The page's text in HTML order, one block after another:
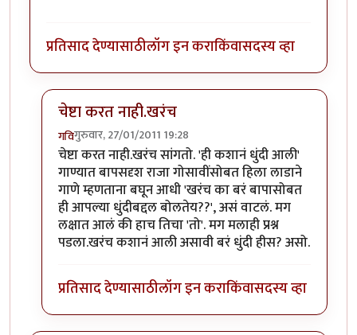
प्रतिसाद देण्यासाठीलॉग इन कराकिंवासदस्य व्हा
चेष्टा करत नाही.खरंच
गविगुरुवार, 27/01/2011 19:28
In reply toही कशानं धुंदी आली.... याbyप्राजु
चेष्टा करत नाही.खरंच सांगतो. 'ही कशानं धुंदी आली'
गाण्यात बापसदृश राजा गोसावींसोबत हिला लाडाने
गाणे म्हणताना बघून आधी 'खरंच का बरं बापासोबत
ही आपल्या धुंदीबद्दल बोलतेय??', असं वाटलं. मग
लक्षात आलं की हाच तिचा 'तो'. मग मलाही प्रश्न
पडला.खरंच कशानं आली असावी बरं धुंदी हीस? असो.
प्रतिसाद देण्यासाठीलॉग इन कराकिंवासदस्य व्हा